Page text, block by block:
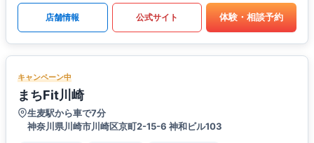
店舗情報 公式サイト 体験・相談予約
キャンペーン中
まちFit川崎
生麦駅から車で7分
神奈川県川崎市川崎区京町2-15-6 神和ビル103